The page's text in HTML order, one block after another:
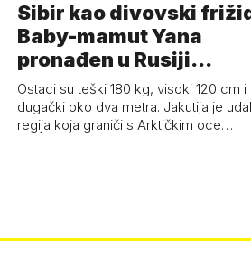
Sibir kao divovski
Baby-mamut Yana
pronađen u Rusiji
najsačuvaniji je…
Ostaci su teški 180 kg, visoki 120 cm i
dugački oko dva metra. Jakutija je
regija koja graniči s Arktičkim oce…